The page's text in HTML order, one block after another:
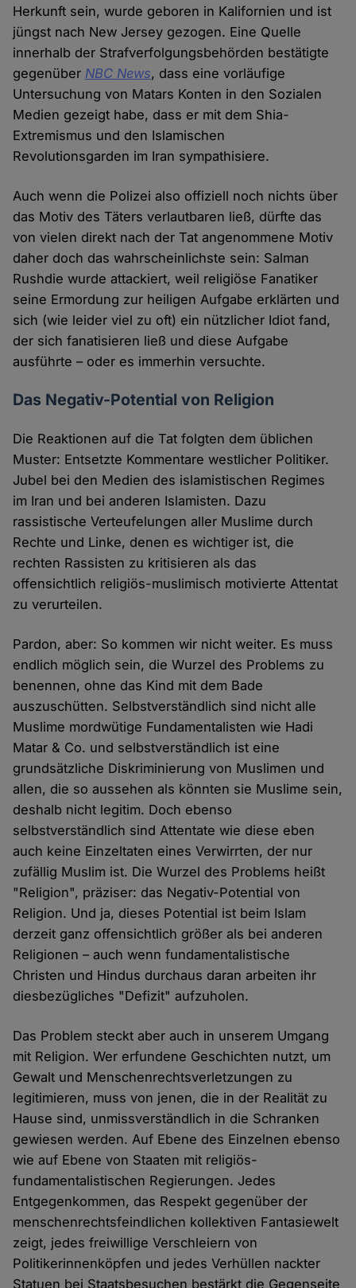
Herkunft sein, wurde geboren in Kalifornien und ist
jüngst nach New Jersey gezogen. Eine Quelle
innerhalb der Strafverfolgungsbehörden bestätigte
gegenüber NBC News, dass eine vorläufige
Untersuchung von Matars Konten in den Sozialen
Medien gezeigt habe, dass er mit dem Shia-
Extremismus und den Islamischen
Revolutionsgarden im Iran sympathisiere.
Auch wenn die Polizei also offiziell noch nichts über
das Motiv des Täters verlautbaren ließ, dürfte das
von vielen direkt nach der Tat angenommene Motiv
daher doch das wahrscheinlichste sein: Salman
Rushdie wurde attackiert, weil religiöse Fanatiker
seine Ermordung zur heiligen Aufgabe erklärten und
sich (wie leider viel zu oft) ein nützlicher Idiot fand,
der sich fanatisieren ließ und diese Aufgabe
ausführte – oder es immerhin versuchte.
Das Negativ-Potential von Religion
Die Reaktionen auf die Tat folgten dem üblichen
Muster: Entsetzte Kommentare westlicher Politiker.
Jubel bei den Medien des islamistischen Regimes
im Iran und bei anderen Islamisten. Dazu
rassistische Verteufelungen aller Muslime durch
Rechte und Linke, denen es wichtiger ist, die
rechten Rassisten zu kritisieren als das
offensichtlich religiös-muslimisch motivierte Attentat
zu verurteilen.
Pardon, aber: So kommen wir nicht weiter. Es muss
endlich möglich sein, die Wurzel des Problems zu
benennen, ohne das Kind mit dem Bade
auszuschütten. Selbstverständlich sind nicht alle
Muslime mordwütige Fundamentalisten wie Hadi
Matar & Co. und selbstverständlich ist eine
grundsätzliche Diskriminierung von Muslimen und
allen, die so aussehen als könnten sie Muslime sein,
deshalb nicht legitim. Doch ebenso
selbstverständlich sind Attentate wie diese eben
auch keine Einzeltaten eines Verwirrten, der nur
zufällig Muslim ist. Die Wurzel des Problems heißt
"Religion", präziser: das Negativ-Potential von
Religion. Und ja, dieses Potential ist beim Islam
derzeit ganz offensichtlich größer als bei anderen
Religionen – auch wenn fundamentalistische
Christen und Hindus durchaus daran arbeiten ihr
diesbezügliches "Defizit" aufzuholen.
Das Problem steckt aber auch in unserem Umgang
mit Religion. Wer erfundene Geschichten nutzt, um
Gewalt und Menschenrechtsverletzungen zu
legitimieren, muss von jenen, die in der Realität zu
Hause sind, unmissverständlich in die Schranken
gewiesen werden. Auf Ebene des Einzelnen ebenso
wie auf Ebene von Staaten mit religiös-
fundamentalistischen Regierungen. Jedes
Entgegenkommen, das Respekt gegenüber der
menschenrechtsfeindlichen kollektiven Fantasiewelt
zeigt, jedes freiwillige Verschleiern von
Politikerinnenköpfen und jedes Verhüllen nackter
Statuen bei Staatsbesuchen bestärkt die Gegenseite